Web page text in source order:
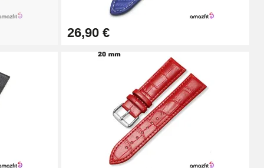
Ajouter au panier
Ajouter au panier
26,90 €